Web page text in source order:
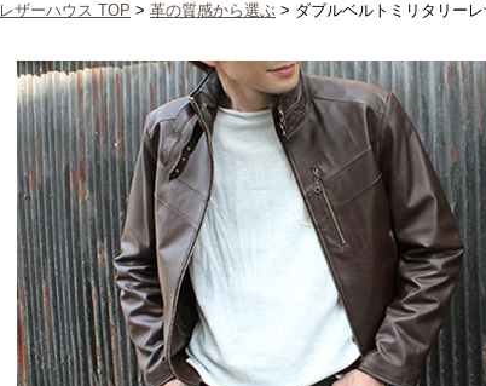
レザーハウス TOP > 革の質感から選ぶ > ダブルベルトミリタリー